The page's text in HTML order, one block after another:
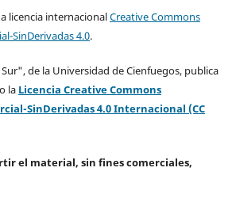
licencia internacionalCreative Commons
SinDerivadas 4.0.
de la Universidad de Cienfuegos, publica
la Licencia Creative Commons
SinDerivadas 4.0 Internacional (CC
el material, sin fines comerciales,